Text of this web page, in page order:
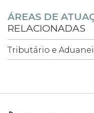
ÁREAS DE
RELACIONADAS
Tributário e